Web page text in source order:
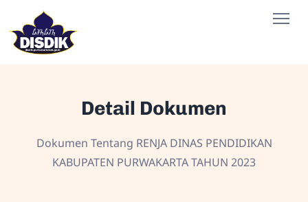
Detail Dokumen
Dokumen Tentang RENJA DINAS PENDIDIKAN
KABUPATEN PURWAKARTA TAHUN 2023